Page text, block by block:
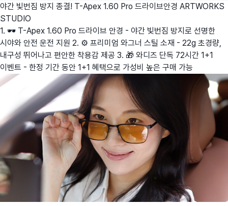
야간 빛번짐 방지 종결! T-Apex 1.60 Pro 드라이브안경 ARTWORKS
STUDIO
1. 🕶️ T-Apex 1.60 Pro 드라이브 안경 - 야간 빛번짐 방지로 선명한
시야와 안전 운전 지원 2. ⚙️ 프리미엄 와그너 스틸 소재 - 22g 초경량,
내구성 뛰어나고 편안한 착용감 제공 3. 🎁 와디즈 단독 72시간 1+1
이벤트 - 한정 기간 동안 1+1 혜택으로 가성비 높은 구매 가능